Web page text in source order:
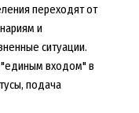
переходят от
и
ситуации.
входом" в
подача